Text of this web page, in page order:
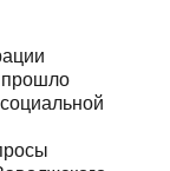
прошло